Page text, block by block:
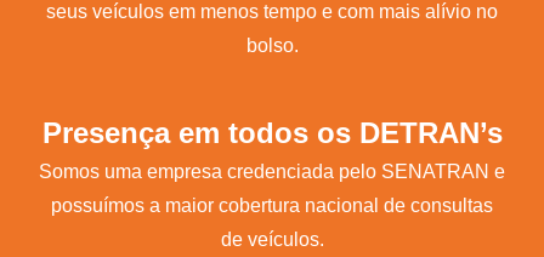
seus veículos em menos tempo e com mais alívio no
bolso.
Presença em todos os DETRAN’s
Somos uma empresa credenciada pelo SENATRAN e
possuímos a maior cobertura nacional de consultas
de veículos.